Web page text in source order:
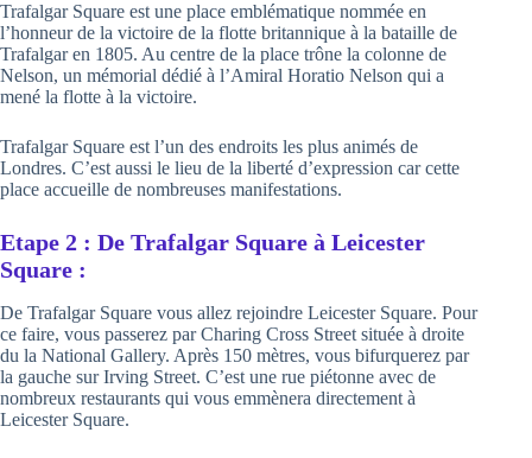
Trafalgar Square est une place emblématique nommée en
l’honneur de la victoire de la flotte britannique à la bataille de
Trafalgar en 1805. Au centre de la place trône la colonne de
Nelson, un mémorial dédié à l’Amiral Horatio Nelson qui a
mené la flotte à la victoire.
Trafalgar Square est l’un des endroits les plus animés de
Londres. C’est aussi le lieu de la liberté d’expression car cette
place accueille de nombreuses manifestations.
Etape 2 : De Trafalgar Square à Leicester
Square :
De Trafalgar Square vous allez rejoindre Leicester Square. Pour
ce faire, vous passerez par Charing Cross Street située à droite
du la National Gallery. Après 150 mètres, vous bifurquerez par
la gauche sur Irving Street. C’est une rue piétonne avec de
nombreux restaurants qui vous emmènera directement à
Leicester Square.